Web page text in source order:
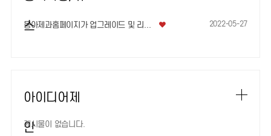
스
동아제과홈페이지가 업그레이드 및 리뉴얼 되었… 2022-05-27
아이디어제
안
게시물이 없습니다.